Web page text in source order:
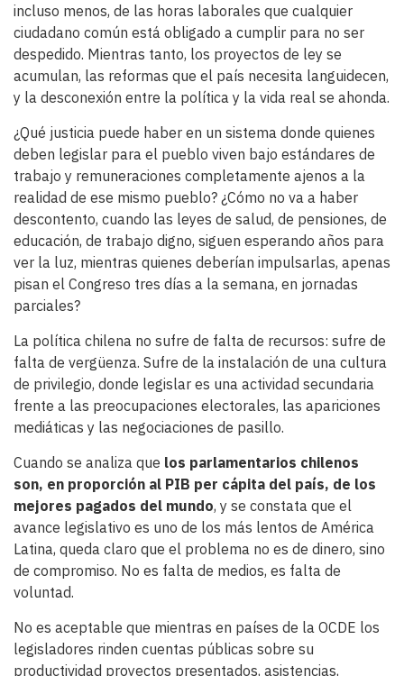
incluso menos, de las horas laborales que cualquier
ciudadano común está obligado a cumplir para no ser
despedido. Mientras tanto, los proyectos de ley se
acumulan, las reformas que el país necesita languidecen,
y la desconexión entre la política y la vida real se ahonda.
¿Qué justicia puede haber en un sistema donde quienes
deben legislar para el pueblo viven bajo estándares de
trabajo y remuneraciones completamente ajenos a la
realidad de ese mismo pueblo? ¿Cómo no va a haber
descontento, cuando las leyes de salud, de pensiones, de
educación, de trabajo digno, siguen esperando años para
ver la luz, mientras quienes deberían impulsarlas, apenas
pisan el Congreso tres días a la semana, en jornadas
parciales?
La política chilena no sufre de falta de recursos: sufre de
falta de vergüenza. Sufre de la instalación de una cultura
de privilegio, donde legislar es una actividad secundaria
frente a las preocupaciones electorales, las apariciones
mediáticas y las negociaciones de pasillo.
Cuando se analiza que los parlamentarios chilenos
son, en proporción al PIB per cápita del país, de los
mejores pagados del mundo, y se constata que el
avance legislativo es uno de los más lentos de América
Latina, queda claro que el problema no es de dinero, sino
de compromiso. No es falta de medios, es falta de
voluntad.
No es aceptable que mientras en países de la OCDE los
legisladores rinden cuentas públicas sobre su
productividad proyectos presentados, asistencias,